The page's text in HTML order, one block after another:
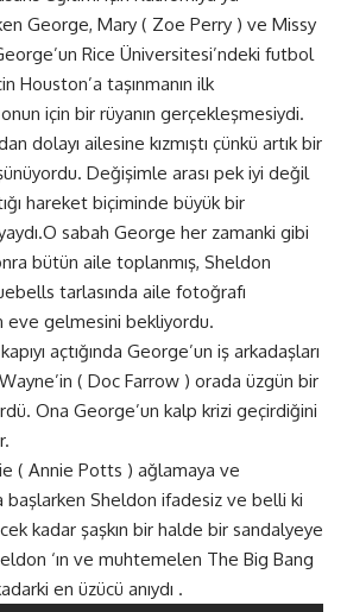
George, Mary ( Zoe Perry ) ve Missy
Rice Üniversitesi’ndeki futbol
Houston’a taşınmanın ilk
için bir rüyanın gerçekleşmesiydi.
dolayı ailesine kızmıştı çünkü artık bir
Değişimle arası pek iyi değil
hareket biçiminde büyük bir
sabah George her zamanki gibi
bütün aile toplanmış, Sheldon
tarlasında aile fotoğrafı
eve gelmesini bekliyordu.
açtığında George’un iş arkadaşları
( Doc Farrow ) orada üzgün bir
Ona George’un kalp krizi geçirdiğini
( Annie Potts ) ağlamaya ve
başlarken Sheldon ifadesiz ve belli ki
kadar şaşkın bir halde bir sandalyeye
‘ın ve muhtemelen The Big Bang
en üzücü anıydı .